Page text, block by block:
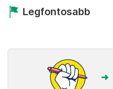
Legfontosabb